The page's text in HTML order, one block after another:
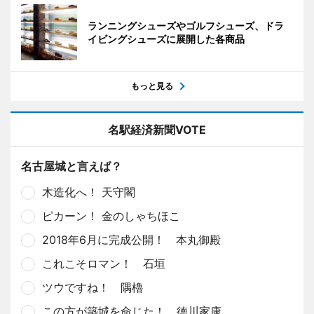
ランニングシューズやゴルフシューズ、ドラ
イビングシューズに展開した各商品
もっと見る
名駅経済新聞VOTE
名古屋城と言えば？
木造化へ！ 天守閣
ピカーン！ 金のしゃちほこ
2018年6月に完成公開！ 本丸御殿
これこそロマン！ 石垣
ツウですね！ 隅櫓
この方が築城を命じた！ 徳川家康